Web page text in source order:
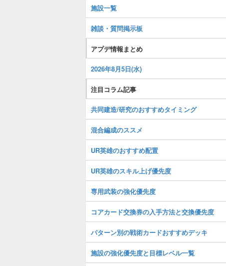
施設一覧
雑談・質問掲示板
アプデ情報まとめ
2026年8月5日(水)
注目コラム記事
共同建造/研究のおすすめタイミング
混合編成のススメ
UR英雄のおすすめ配置
UR英雄のスキル上げ優先度
専用武装の強化優先度
コアカード交換券の入手方法と交換優先度
パターン別の戦術カードおすすめデッキ
施設の強化優先度と目標レベル一覧